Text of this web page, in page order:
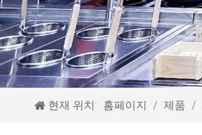
현재 위치: 홈페이지 / 제품 /